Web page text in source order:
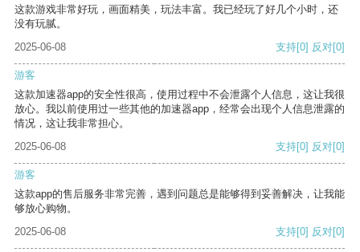
这款游戏非常好玩，画面精美，玩法丰富。我已经玩了好几个小时，还
没有玩腻。
2025-06-08
支持[0] 反对[0]
游客
这款加速器app的安全性很高，使用过程中不会泄露个人信息，这让我很
放心。我以前使用过一些其他的加速器app，经常会出现个人信息泄露的
情况，这让我非常担心。
2025-06-08
支持[0] 反对[0]
游客
这款app的售后服务非常完善，遇到问题总是能够得到妥善解决，让我能
够放心购物。
2025-06-08
支持[0] 反对[0]